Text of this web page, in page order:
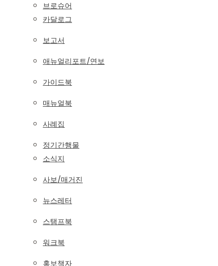
브로슈어
카달로그
보고서
애뉴얼리포트/연보
가이드북
매뉴얼북
사례집
정기간행물
소식지
사보/매거진
뉴스레터
스탬프북
워크북
홍보책자